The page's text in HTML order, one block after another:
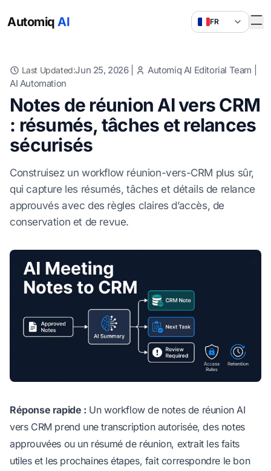
Automiq AI FR
Last Updated:Jun 25, 2026| Automiq AI Editorial Team
AI Automation
Notes de réunion AI vers CRM
: résumés, tâches et relances
sécurisés
Construisez un workflow réunion-vers-CRM plus sûr,
qui capture les résumés, tâches et détails de relance
approuvés avec des règles claires d’accès, de
conservation et de revue.
Réponse rapide : Un workflow de notes de réunion AI
vers CRM prend une transcription autorisée, des notes
approuvées ou un résumé de réunion, extrait les faits
utiles et les prochaines étapes, fait correspondre le bon